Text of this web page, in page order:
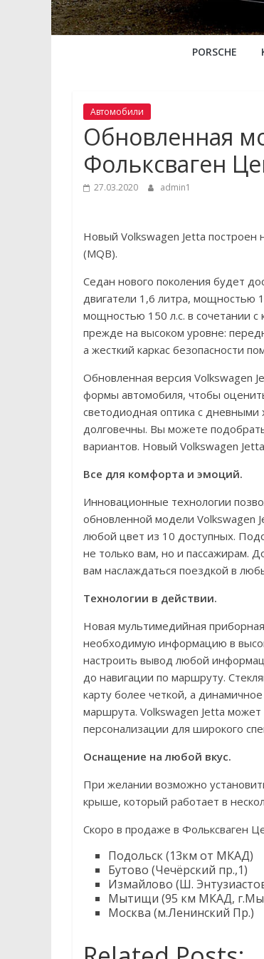
PORSCHE
Автомобили
Обновленная
Фольксваген
27.03.2020 admin1
Новый Volkswagen Jetta построен
(MQB).
Седан нового поколения будет
двигатели 1,6 литра, мощностью
мощностью 150 л.с. в сочетании с
прежде на высоком уровне:
а жесткий каркас безопасности
Обновленная версия Volkswagen
формы автомобиля, чтобы
светодиодная оптика с
долговечны. Вы можете
вариантов. Новый Volkswagen
Все для комфорта и эмоций.
Инновационные технологии
обновленной модели Volkswagen
любой цвет из 10 доступных.
не только вам, но и пассажирам.
вам наслаждаться поездкой в
Технологии в действии.
Новая мультимедийная
необходимую информацию в
настроить вывод любой
до навигации по маршруту.
карту более четкой, а
маршрута. Volkswagen Jetta
персонализации для широкого
Оснащение на любой вкус.
При желании возможно
крыше, который работает в
Cкоро в продаже в Фольксваген
Подольск (13км от МКАД)
Бутово (Чечёрский пр.,1)
Измайлово (Ш.
Мытищи (95 км МКАД,
Москва (м.Ленинский Пр.)